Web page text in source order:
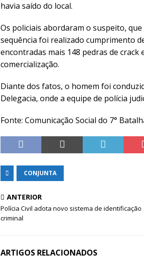
havia saído do local.
Os policiais abordaram o suspeito,
sequência foi realizado cumprimento
encontradas mais 148 pedras de
comercialização.
Diante dos fatos, o homem foi
Delegacia, onde a equipe de polícia
Fonte: Comunicação Social do 7°
CONJUNTA
ANTERIOR
Polícia Civil adota novo sistema de identificação
criminal
ARTIGOS RELACIONADOS